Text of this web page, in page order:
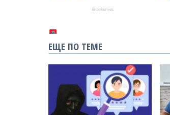
ЕЩЕ ПО ТЕМЕ